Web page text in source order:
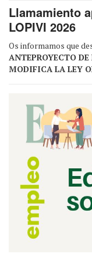
Llamamiento
LOPIVI 2026
Os informamos que
ANTEPROYECTO
MODIFICA LA LEY